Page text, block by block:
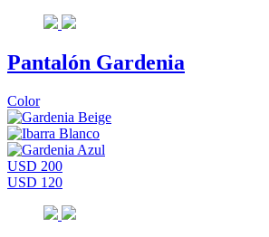
Pantalón Gardenia
Color
USD 200
USD 120